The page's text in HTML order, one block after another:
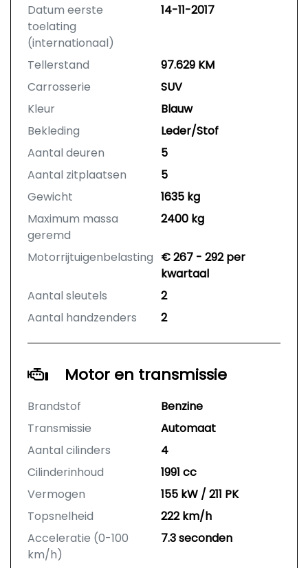
Datum eerste
toelating
(internationaal)
14-11-2017
Tellerstand
97.629 KM
Carrosserie
SUV
Kleur
Blauw
Bekleding
Leder/Stof
Aantal deuren
5
Aantal zitplaatsen
5
Gewicht
1635 kg
Maximum massa
geremd
2400 kg
Motorrijtuigenbelasting € 267 - 292 per
kwartaal
Aantal sleutels
2
Aantal handzenders
2
Motor en transmissie
Brandstof
Benzine
Transmissie
Automaat
Aantal cilinders
4
Cilinderinhoud
1991 cc
Vermogen
155 kW / 211 PK
Topsnelheid
222 km/h
Acceleratie (0-100
km/h)
7.3 seconden